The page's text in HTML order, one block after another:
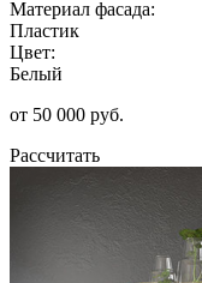
Материал фасада:
Пластик
Цвет:
Белый
от 50 000 руб.
Рассчитать